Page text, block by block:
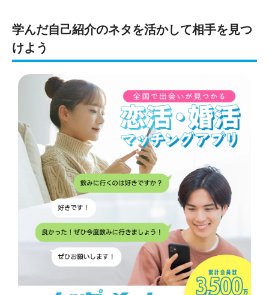
学んだ自己紹介のネタを活かして相手を見つ
けよう